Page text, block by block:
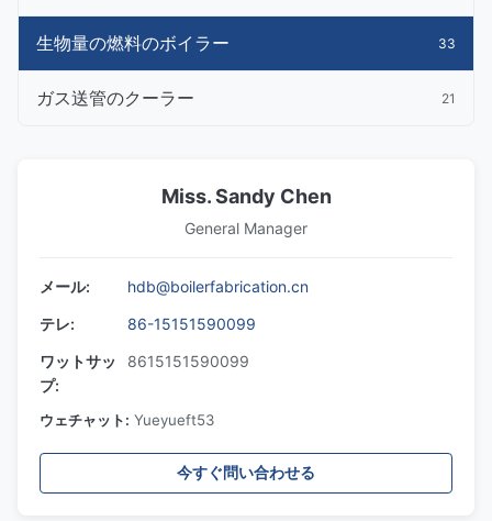
生物量の燃料のボイラー 33
ガス送管のクーラー 21
Miss. Sandy Chen
General Manager
メール:
hdb@boilerfabrication.cn
テレ:
86-15151590099
ワットサッ
プ:
8615151590099
ウェチャット: Yueyueft53
今すぐ問い合わせる